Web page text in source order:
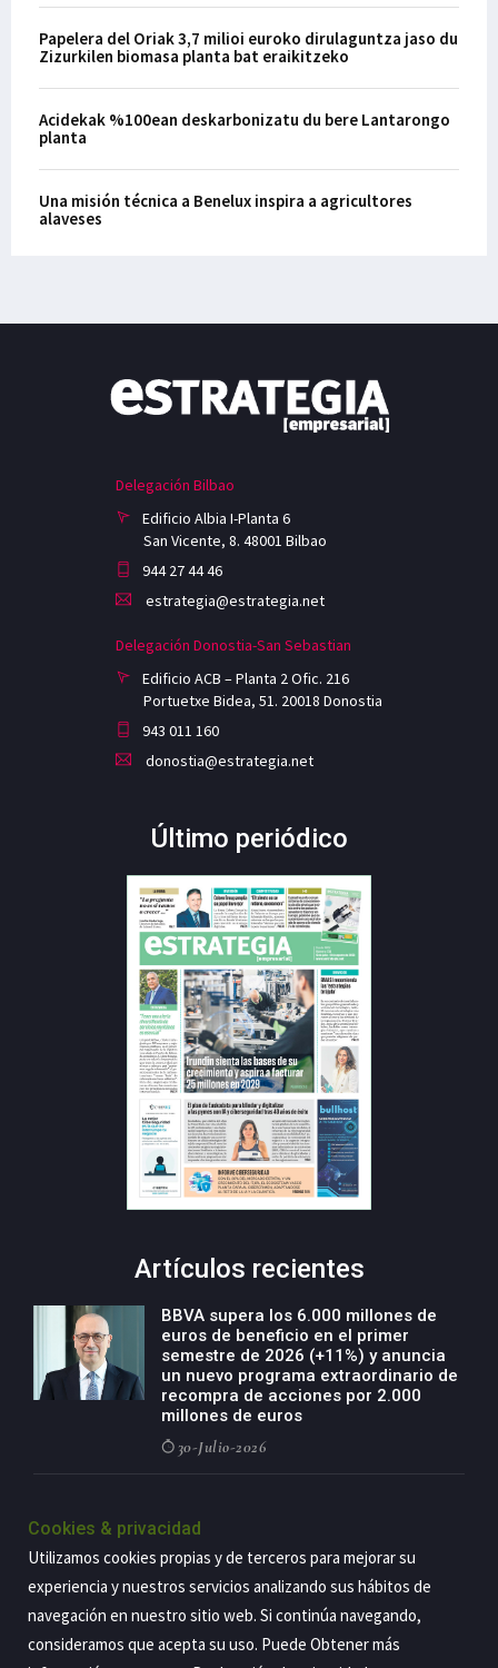
Papelera del Oriak 3,7 milioi euroko dirulaguntza jaso du
Zizurkilen biomasa planta bat eraikitzeko
Acidekak %100ean deskarbonizatu du bere Lantarongo
planta
Una misión técnica a Benelux inspira a agricultores
alaveses
Delegación Bilbao
Edificio Albia I-Planta 6
San Vicente, 8. 48001 Bilbao
944 27 44 46
estrategia@estrategia.net
Delegación Donostia-San Sebastian
Edificio ACB – Planta 2 Ofic. 216
Portuetxe Bidea, 51. 20018 Donostia
943 011 160
donostia@estrategia.net
Último periódico
Artículos recientes
BBVA supera los 6.000 millones de
euros de beneficio en el primer
semestre de 2026 (+11%) y anuncia
un nuevo programa extraordinario de
recompra de acciones por 2.000
millones de euros
30-Julio-2026
negocio agro con un modelo global
de especialización presente en siete
países
29-Julio-2026
Cookies & privacidad
Utilizamos cookies propias y de terceros para mejorar su
experiencia y nuestros servicios analizando sus hábitos de
navegación en nuestro sitio web. Si continúa navegando,
consideramos que acepta su uso. Puede Obtener más